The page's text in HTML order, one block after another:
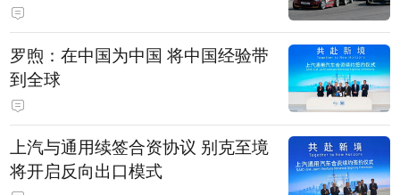
罗煦：在中国为中国 将中国经验带
到全球
上汽与通用续签合资协议 别克至境
将开启反向出口模式